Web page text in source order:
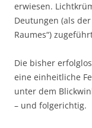
erwiesen.
Deutungen (als
Raumes“)
Die bisher
eine einheitliche
unter dem
– und folgerichtig.